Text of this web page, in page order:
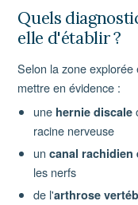
Quels
elle d'établir ?
Selon la zone
mettre en évidence :
une hernie discale
racine nerveuse
uncanal rachidien
les nerfs
de l'arthrose